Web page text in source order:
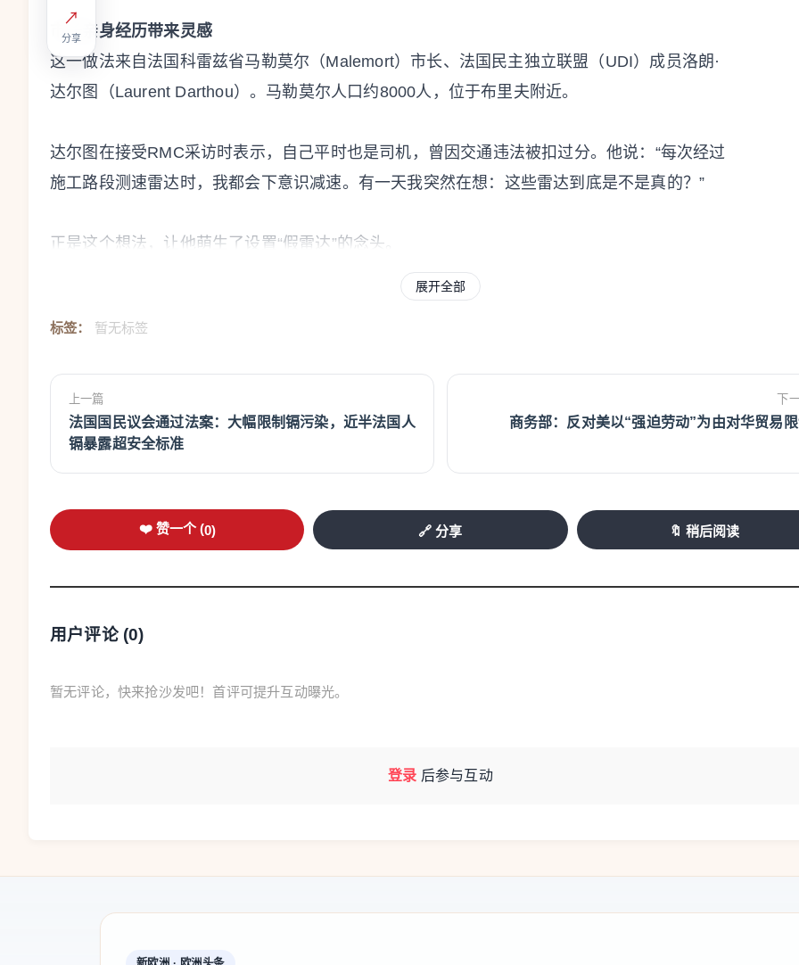
↗
分享
市长亲身经历带来灵感
这一做法来自法国科雷兹省马勒莫尔（Malemort）市长、法国民主独立联盟（UDI）成员洛朗·
达尔图（Laurent Darthou）。马勒莫尔人口约8000人，位于布里夫附近。
达尔图在接受RMC采访时表示，自己平时也是司机，曾因交通违法被扣过分。他说：“每次经过
施工路段测速雷达时，我都会下意识减速。有一天我突然在想：这些雷达到底是不是真的？”
正是这个想法，让他萌生了设置“假雷达”的念头。
这些假雷达并非从专业厂家采购，而是由市政府技术部门自行制作。每台成本不到1000欧元。
达尔图表示：“事实证明，它比单纯竖立限速标志更有效。”
附近居民对此反应十分积极，不少人认为道路安全状况有所改善。
专门安装在事故高发区域
市政府选择安装假雷达的位置并非随机。其中一个地点位于事故较多的路段附近，多条小路直
在他看来，这种方式既能降低车速、减少事故，又不会给驾驶员带来罚款，因此是一项双赢措
展开全部
标签： 暂无标签
上一篇
法国国民议会通过法案：大幅限制镉污染，近半法国人
镉暴露超安全标准
下
商务部：反对美以“强迫劳动”为由对华贸易
❤️ 赞一个 (0) 🔗 分享 🔖 稍后阅读
用户评论 (0)
暂无评论，快来抢沙发吧！首评可提升互动曝光。
登录 后参与互动